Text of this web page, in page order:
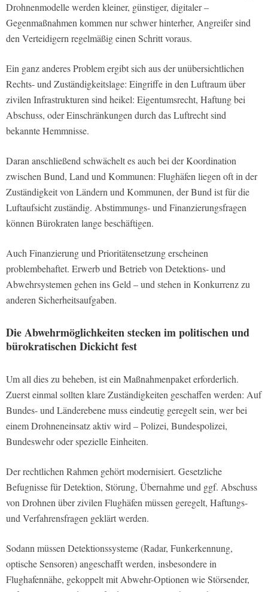
Drohnenmodelle werden kleiner, günstiger, digitaler –
Gegenmaßnahmen kommen nur schwer hinterher, Angreifer sind
den Verteidigern regelmäßig einen Schritt voraus.
Ein ganz anderes Problem ergibt sich aus der unübersichtlichen
Rechts- und Zuständigkeitslage: Eingriffe in den Luftraum über
zivilen Infrastrukturen sind heikel: Eigentumsrecht, Haftung bei
Abschuss, oder Einschränkungen durch das Luftrecht sind
bekannte Hemmnisse.
Daran anschließend schwächelt es auch bei der Koordination
zwischen Bund, Land und Kommunen: Flughäfen liegen oft in der
Zuständigkeit von Ländern und Kommunen, der Bund ist für die
Luftaufsicht zuständig. Abstimmungs- und Finanzierungsfragen
können Bürokraten lange beschäftigen.
Auch Finanzierung und Prioritätensetzung erscheinen
problembehaftet. Erwerb und Betrieb von Detektions- und
Abwehrsystemen gehen ins Geld – und stehen in Konkurrenz zu
anderen Sicherheitsaufgaben.
Die Abwehrmöglichkeiten stecken im politischen und
bürokratischen Dickicht fest
Um all dies zu beheben, ist ein Maßnahmenpaket erforderlich.
Zuerst einmal sollten klare Zuständigkeiten geschaffen werden: Auf
Bundes- und Länderebene muss eindeutig geregelt sein, wer bei
einem Drohneneinsatz aktiv wird – Polizei, Bundespolizei,
Bundeswehr oder spezielle Einheiten.
Der rechtlichen Rahmen gehört modernisiert. Gesetzliche
Befugnisse für Detektion, Störung, Übernahme und ggf. Abschuss
von Drohnen über zivilen Flughäfen müssen geregelt, Haftungs-
und Verfahrensfragen geklärt werden.
Sodann müssen Detektionssysteme (Radar, Funkerkennung,
optische Sensoren) angeschafft werden, insbesondere in
Flughafennähe, gekoppelt mit Abwehr-Optionen wie Störsender,